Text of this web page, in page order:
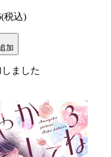
(税込)
加
ました